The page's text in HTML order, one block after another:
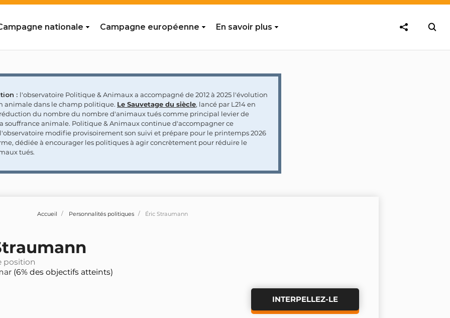
nationale Campagne européenne En savoir plus
: l'observatoire Politique & Animaux a accompagné de 2012 à 2025 l'évolution
animale dans le champ politique. Le Sauvetage du siècle, lancé par L214 en
réduction du nombre du nombre d'animaux tués comme principal levier de
souffrance animale. Politique & Animaux continue d'accompagner ce
modifie provisoirement son suivi et prépare pour le printemps 2026
dédiée à encourager les politiques à agir concrètement pour réduire le
tués.
Accueil Personnalités politiques Éric Straumann
position
(6% des objectifs atteints)
INTERPELLEZ-LE